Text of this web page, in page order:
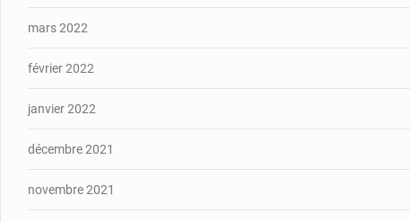
mars 2022
février 2022
janvier 2022
décembre 2021
novembre 2021